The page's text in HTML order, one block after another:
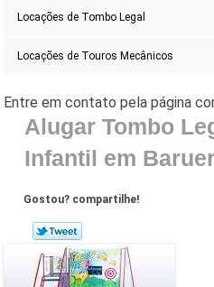
Locações de Tombo Legal
Locações de Touros Mecânicos
Alugar Tombo
Infantil em
Gostou? compartilhe!